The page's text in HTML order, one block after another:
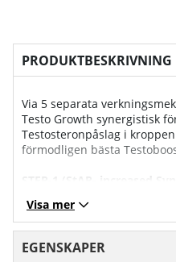
PRODUKTBESKRIVNING
Via 5 separata
Testo Growth synergistisk
Testosteronpåslag i
förmodligen bästa
STEP-1 (StAR- increased
öka nivåerna av hormonet
regulator) som är den
testosteron kroppen kan
män en daglig dos på 3,12g
Visa mer
EGENSKAPER